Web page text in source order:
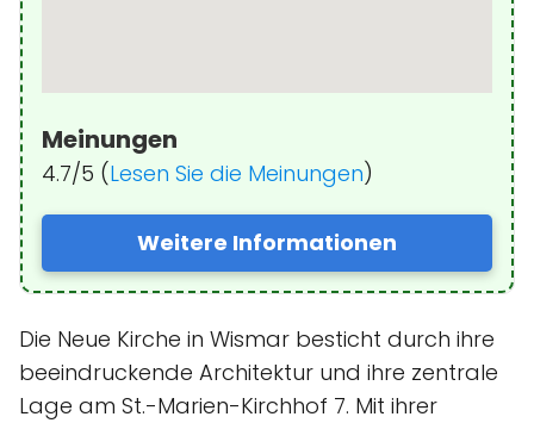
Meinungen
4.7/5 (Lesen Sie die Meinungen)
Weitere Informationen
Die Neue Kirche in Wismar besticht durch ihre
beeindruckende Architektur und ihre zentrale
Lage am St.-Marien-Kirchhof 7. Mit ihrer